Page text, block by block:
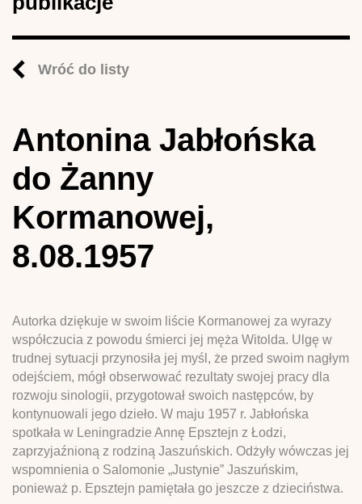
Wróć do listy
Antonina Jabłońska
do Żanny
Kormanowej,
8.08.1957
Autorka dziękuje w swoim liście Kormanowej za wyrazy
współczucia z powodu śmierci jej męża Witolda. Ulgę w
trudnej sytuacji przynosiła jej myśl, że przed swoim nagłym
odejściem, mógł obserwować rezultaty swojej pracy dla
rozwoju sinologii, przygotował swoich następców, by
kontynuowali jego dzieło. W maju 1957 r. Jabłońska
spotkała w Leningradzie Annę Epsztejn z Łodzi,
zaprzyjaźnioną z rodziną Jaszuńskich. Odżyły wówczas jej
wspomnienia o Salomonie „Justynie” Jaszuńskim,
ponieważ p. Epsztejn pamiętała go jeszcze z dzieciństwa.